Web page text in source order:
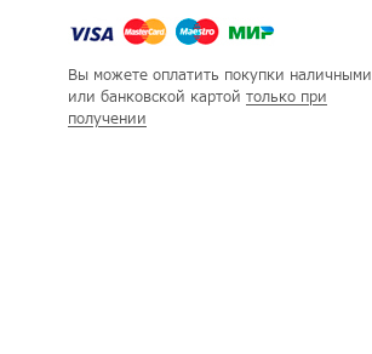
Вы можете оплатить покупки наличными
или банковской картой только при
получении